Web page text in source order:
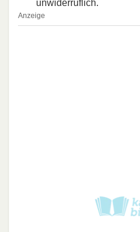
unwiderruflich.
Anzeige